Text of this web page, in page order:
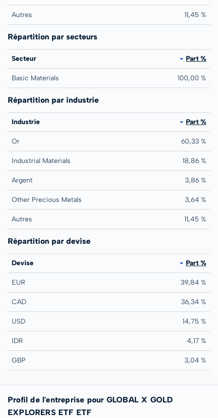
Autres 11,45 %
Répartition par secteurs
Secteur Part %
Basic Materials 100,00 %
Répartition par industrie
Industrie Part %
Or 60,33 %
Industrial Materials 18,86 %
Argent 3,86 %
Other Precious Metals 3,64 %
Autres 11,45 %
Répartition par devise
Devise Part %
EUR 39,84 %
CAD 36,34 %
USD 14,75 %
IDR 4,17 %
GBP 3,04 %
Profil de l'entreprise pour GLOBAL X GOLD
EXPLORERS ETF ETF